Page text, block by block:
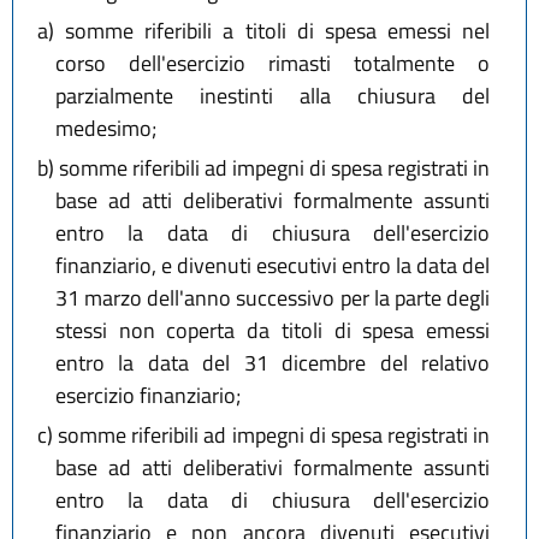
a) somme riferibili a titoli di spesa emessi nel
corso dell'esercizio rimasti totalmente o
parzialmente inestinti alla chiusura del
medesimo;
b)somme riferibili ad impegni di spesa registrati in
base ad atti deliberativi formalmente assunti
entro la data di chiusura dell'esercizio
finanziario, e divenuti esecutivi entro la data del
31 marzo dell'anno successivo per la parte degli
stessi non coperta da titoli di spesa emessi
entro la data del 31 dicembre del relativo
esercizio finanziario;
c)somme riferibili ad impegni di spesa registrati in
base ad atti deliberativi formalmente assunti
entro la data di chiusura dell'esercizio
finanziario e non ancora divenuti esecutivi